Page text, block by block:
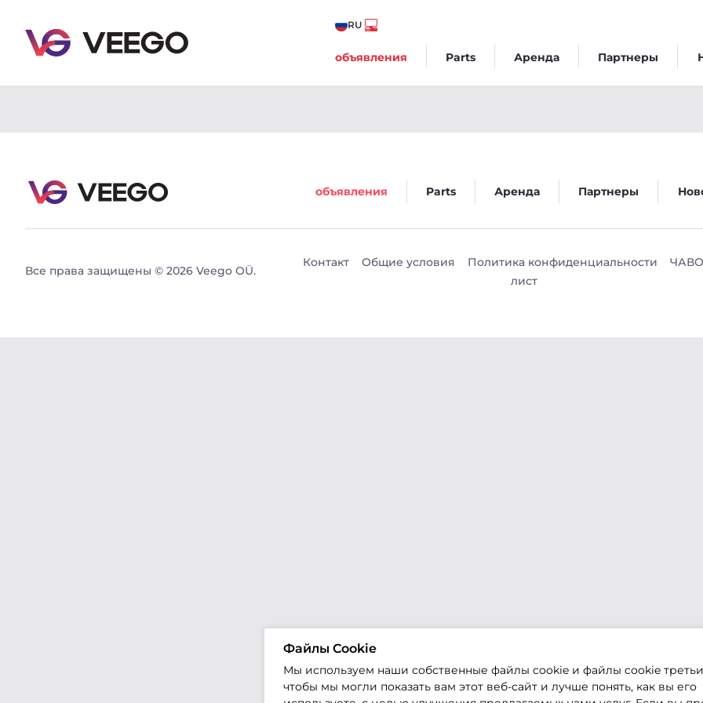
RU
объявления Parts Аренда Партнеры
Файлы Cookie
Мы используем наши собственные файлы cookie и файлы cookie
чтобы мы могли показать вам этот веб-сайт и лучше понять, как вы его
объявления Parts Аренда Партнеры
Все права защищены © 2026 Veego OÜ.
Контакт Общие условия Политика конфиденциальности ЧАВО
лист